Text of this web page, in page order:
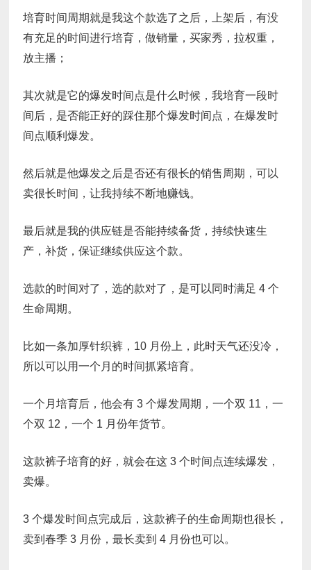
培育时间周期就是我这个款选了之后，上架后，有没
有充足的时间进行培育，做销量，买家秀，拉权重，
放主播；
其次就是它的爆发时间点是什么时候，我培育一段时
间后，是否能正好的踩住那个爆发时间点，在爆发时
间点顺利爆发。
然后就是他爆发之后是否还有很长的销售周期，可以
卖很长时间，让我持续不断地赚钱。
最后就是我的供应链是否能持续备货，持续快速生
产，补货，保证继续供应这个款。
选款的时间对了，选的款对了，是可以同时满足 4 个
生命周期。
比如一条加厚针织裤，10 月份上，此时天气还没冷，
所以可以用一个月的时间抓紧培育。
一个月培育后，他会有 3 个爆发周期，一个双 11，一
个双 12，一个 1 月份年货节。
这款裤子培育的好，就会在这 3 个时间点连续爆发，
卖爆。
3 个爆发时间点完成后，这款裤子的生命周期也很长，
卖到春季 3 月份，最长卖到 4 月份也可以。